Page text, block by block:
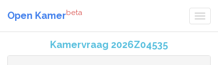
Open Kamerbeta
Kamervraag 2026Z04535